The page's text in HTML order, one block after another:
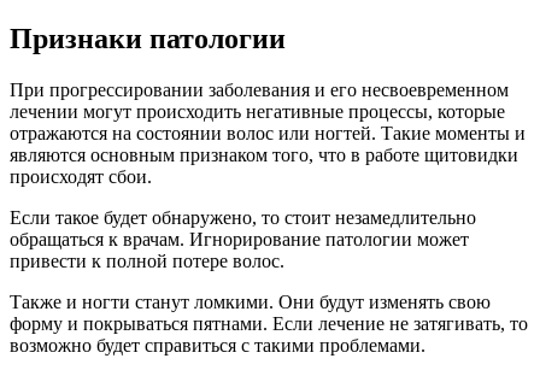
Признаки патологии
При прогрессировании заболевания и его несвоевременном
лечении могут происходить негативные процессы, которые
отражаются на состоянии волос или ногтей. Такие моменты и
являются основным признаком того, что в работе щитовидки
происходят сбои.
Если такое будет обнаружено, то стоит незамедлительно
обращаться к врачам. Игнорирование патологии может
привести к полной потере волос.
Также и ногти станут ломкими. Они будут изменять свою
форму и покрываться пятнами. Если лечение не затягивать, то
возможно будет справиться с такими проблемами.